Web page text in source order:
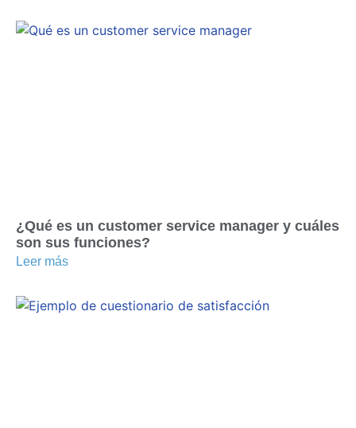
¿Qué es un customer service manager y cuáles
son sus funciones?
Leer más